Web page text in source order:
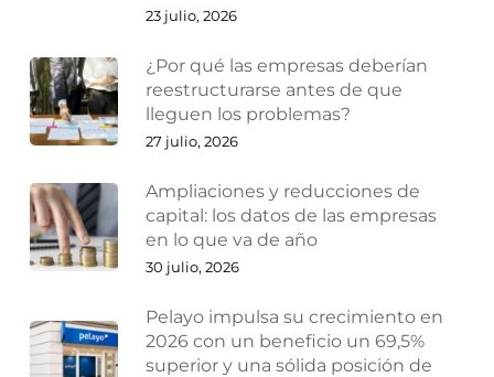
23 julio, 2026
¿Por qué las empresas deberían
reestructurarse antes de que
lleguen los problemas?
27 julio, 2026
Ampliaciones y reducciones de
capital: los datos de las empresas
en lo que va de año
30 julio, 2026
Pelayo impulsa su crecimiento en
2026 con un beneficio un 69,5%
superior y una sólida posición de